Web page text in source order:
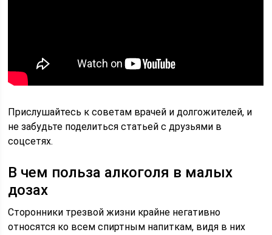
Прислушайтесь к советам врачей и долгожителей, и
не забудьте поделиться статьей с друзьями в
соцсетях.
В чем польза алкоголя в малых
дозах
Сторонники трезвой жизни крайне негативно
относятся ко всем спиртным напиткам, видя в них